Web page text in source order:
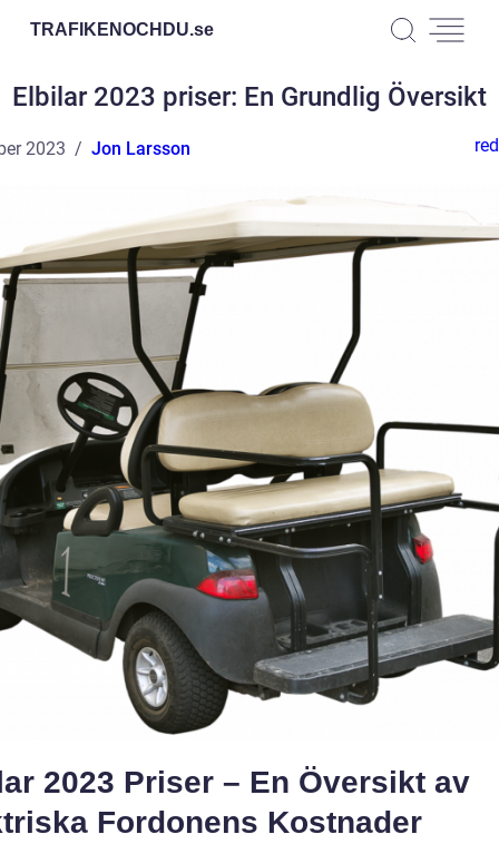
TRAFIKENOCHDU.se
Elbilar 2023 priser: En Grundlig Översikt
2023 Jon Larsson
2023 Priser – En Översikt av
Fordonens Kostnader